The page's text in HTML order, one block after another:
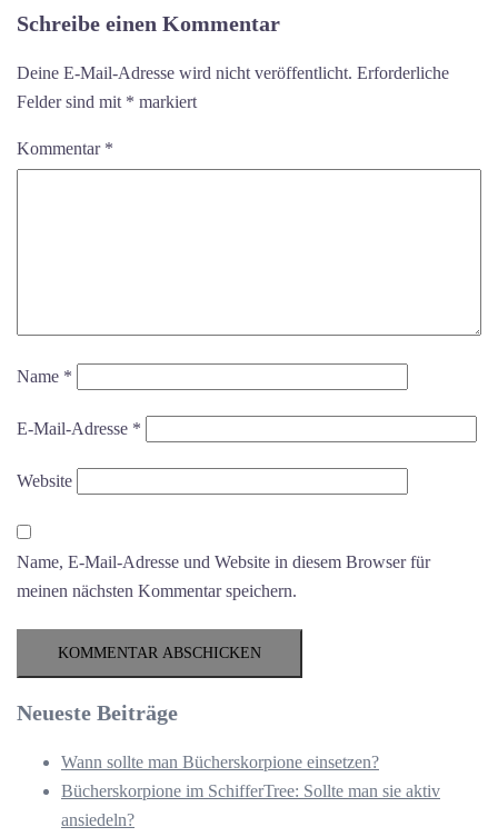
Schreibe einen Kommentar
Deine E-Mail-Adresse wird nicht veröffentlicht. Erforderliche
Felder sind mit * markiert
Kommentar *
Name *
E-Mail-Adresse *
Website
Name, E-Mail-Adresse und Website in diesem Browser für
meinen nächsten Kommentar speichern.
Neueste Beiträge
Wann sollte man Bücherskorpione einsetzen?
Bücherskorpione im SchifferTree: Sollte man sie aktiv
ansiedeln?